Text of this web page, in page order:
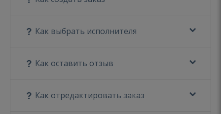
Как выбрать исполнителя
Как оставить отзыв
Как отредактировать заказ